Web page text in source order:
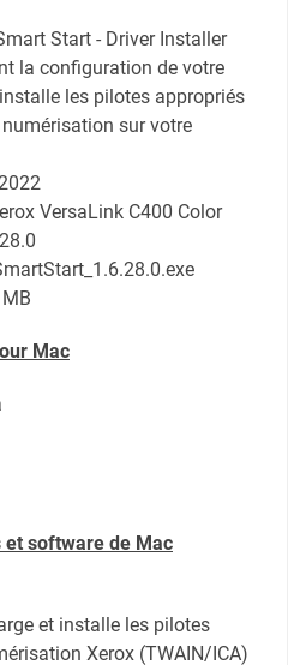
Start - Driver Installer
la configuration de votre
les pilotes appropriés
sur votre
VersaLink C400 Color
Mac
software de Mac
et installe les pilotes
Xerox (TWAIN/ICA)